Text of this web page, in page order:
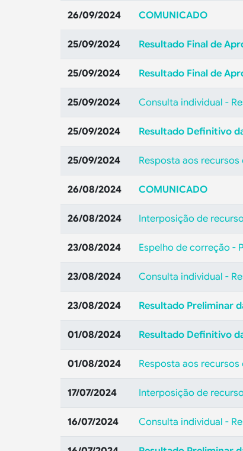
26/09/2024 COMUNICADO
25/09/2024 Resultado Final de
25/09/2024 Resultado Final de
25/09/2024 Consulta individual -
25/09/2024 Resultado Definitivo
25/09/2024 Resposta aos
26/08/2024 COMUNICADO
26/08/2024 Interposição de
23/08/2024 Espelho de correção -
23/08/2024 Consulta individual -
23/08/2024 Resultado Preliminar
01/08/2024 Resultado Definitivo
01/08/2024 Resposta aos
17/07/2024 Interposição de
16/07/2024 Consulta individual -